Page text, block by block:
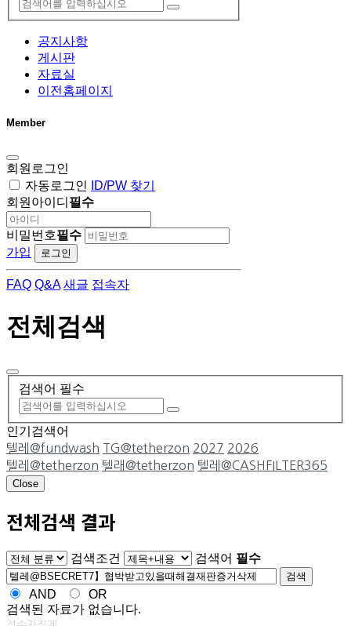
공지사항
게시판
자료실
이전홈페이지
Member
회원로그인
자동로그인
ID/PW 찾기
회원아이디 필수
비밀번호필수
가입
로그인
FAQ Q&A 새글 접속자
전체검색
검색어 필수
인기검색어
텔레@fundwash TG@tetherzon 2027 2026
텔레@tetherzon 텔래@tetherzon 텔레@CASHFILTER365
Close
전체검색 결과
게시판 그룹선택검색조건 검색어 필수
검색
AND
OR
검색된 자료가 없습니다.